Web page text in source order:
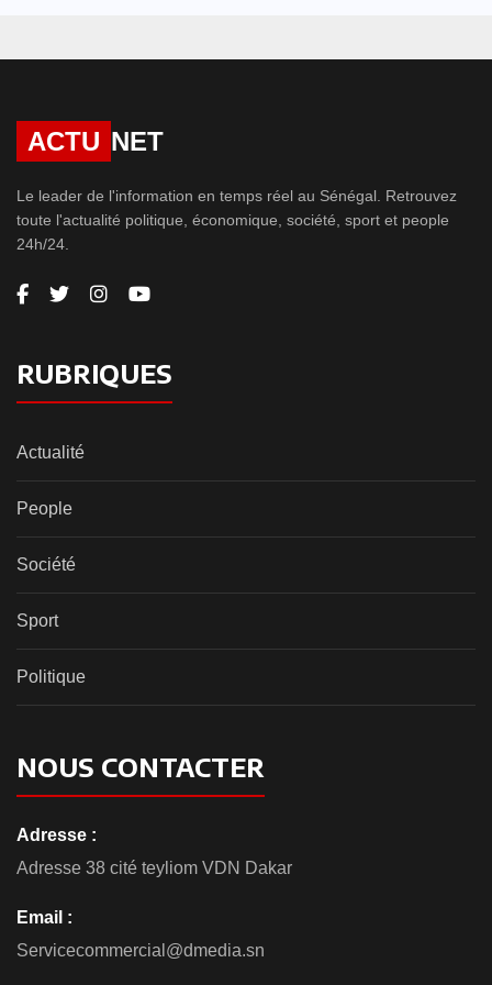
ACTU NET
Le leader de l'information en temps réel au Sénégal. Retrouvez
toute l'actualité politique, économique, société, sport et people
24h/24.
RUBRIQUES
Actualité
People
Société
Sport
Politique
NOUS CONTACTER
Adresse :
Adresse 38 cité teyliom VDN Dakar
Email :
Servicecommercial@dmedia.sn